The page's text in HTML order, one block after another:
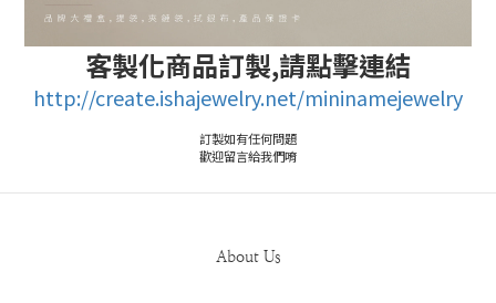
客製化商品訂製,請點擊連結
http://create.ishajewelry.net/mininamejewelry
訂製如有任何問題
歡迎留言給我們唷
About Us